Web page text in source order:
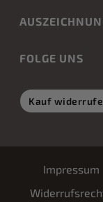
FOLGE UNS
Kauf
Impressum